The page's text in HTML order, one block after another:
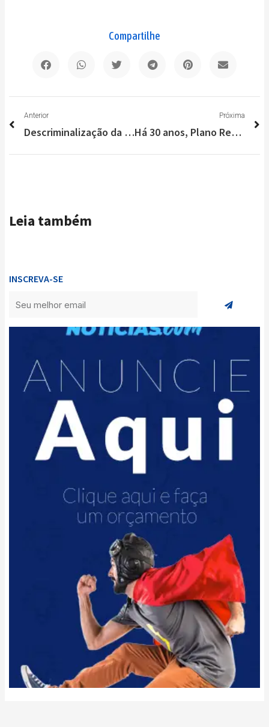
Compartilhe
Anterior
Descriminalização da maconha; especialista explica o que muda na legislação após decisão do STF
Próxima
Há 30 anos, Plano Real derrubava hiperinflação e estabilizava economia
Leia também
INSCREVA-SE